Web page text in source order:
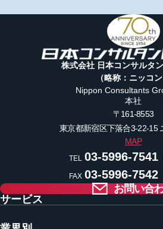
株式会社 日本コンサルタ
（略称：ニッコン
Nippon Consultants
本社
〒161-8553
東京都新宿区下落合3-22-15
MAP
TEL 03-5996-7541
FAX 03-5996-7542
お問い合
サービス